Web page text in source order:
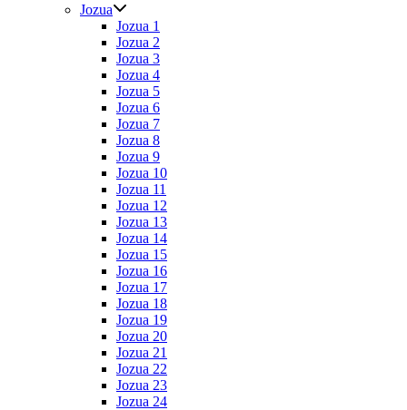
Jozua
Jozua 1
Jozua 2
Jozua 3
Jozua 4
Jozua 5
Jozua 6
Jozua 7
Jozua 8
Jozua 9
Jozua 10
Jozua 11
Jozua 12
Jozua 13
Jozua 14
Jozua 15
Jozua 16
Jozua 17
Jozua 18
Jozua 19
Jozua 20
Jozua 21
Jozua 22
Jozua 23
Jozua 24